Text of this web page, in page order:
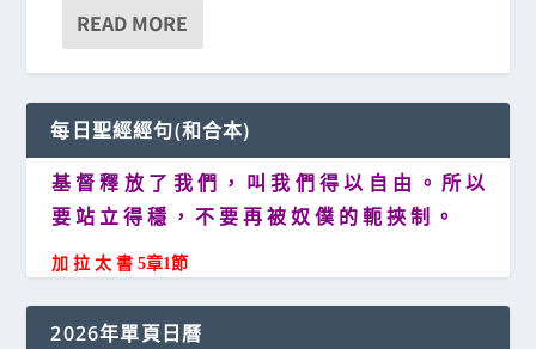
READ MORE
每日聖經經句(和合本)
基 督 釋 放 了 我 們 ， 叫 我 們 得 以 自 由 。 所 以
要 站 立 得 穩 ， 不 要 再 被 奴 僕 的 軛 挾 制 。
加 拉 太 書 5章1節
2026年單頁日曆